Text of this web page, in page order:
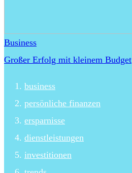
Business
Großer Erfolg mit kleinem Budget
business
persönliche finanzen
ersparnisse
dienstleistungen
investitionen